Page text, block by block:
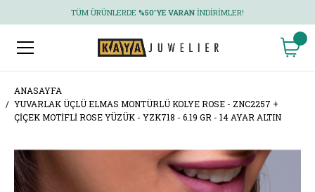
TÜM ÜRÜNLERDE %50'YE VARAN İNDIRIMLER!
ANASAYFA
YUVARLAK ÜÇLÜ ELMAS MONTÜRLÜ KOLYE ROSE - ZNC2257 +
ÇIÇEK MOTIFLI ROSE YÜZÜK - YZK718 - 6.19 GR - 14 AYAR ALTIN